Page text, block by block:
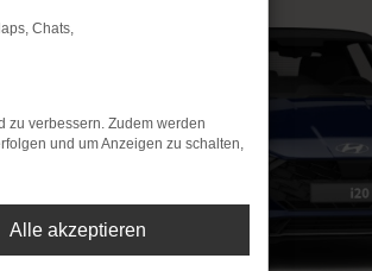
Chats,
zu verbessern. Zudem werden
und um Anzeigen zu schalten,
Alle akzeptieren